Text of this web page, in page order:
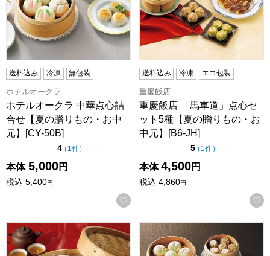
送料込み 冷凍 無包装
ホテルオークラ
ホテルオークラ 中華点心詰
合せ【夏の贈りもの・お中
元】[CY-50B]
4点（5点満点中）
（ 1件の評価
）
本体 5,000円
税込 5,400円
お気に入りに登録する
送料込み 冷凍 エコ包装
重慶飯店
重慶飯店 「馬車道」点心セ
ット5種【夏の贈りもの・お
中元】[B6-JH]
5点（5点満点中）
（ 1件の評価
）
本体 4,500円
税込 4,860円
ホテルオークラ 肉まんあんまん詰合せ【夏の贈りもの・お
状元樓 彩り点心セット 10種